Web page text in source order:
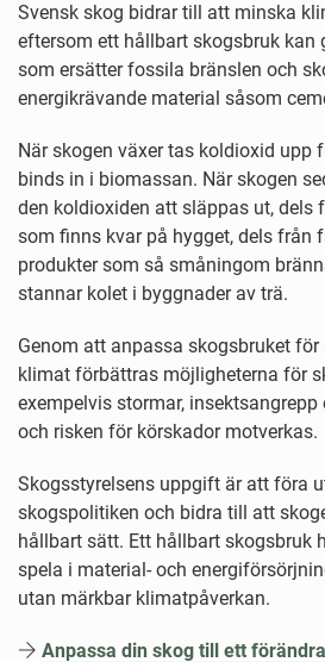
Svensk skog bidrar till att minska
eftersom ett hållbart skogsbruk kan
som ersätter fossila bränslen och
energikrävande material såsom
När skogen växer tas koldioxid upp
binds in i biomassan. När skogen
den koldioxiden att släppas ut, dels
som finns kvar på hygget, dels från
produkter som så småningom
stannar kolet i byggnader av trä.
Genom att anpassa skogsbruket
klimat förbättras möjligheterna för
exempelvis stormar,
och risken för körskador motverkas.
Skogsstyrelsens uppgift är att föra
skogspolitiken och bidra till att
hållbart sätt. Ett hållbart skogsbruk
spela i material- och
utan märkbar klimatpåverkan.
Anpassa din skog till ett